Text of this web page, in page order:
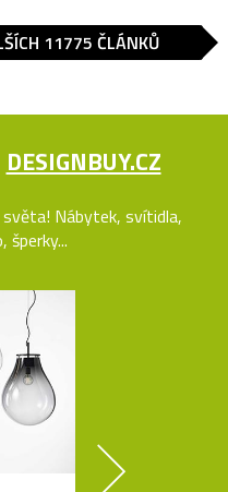
11775 ČLÁNKŮ
DESIGNBUY.CZ
Nábytek, svítidla,
šperky...